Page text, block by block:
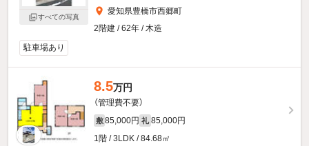
すべての写真
愛知県豊橋市西郷町
2階建 / 62年 / 木造
駐車場あり
8.5万円
（管理費不要）
敷 85,000円 礼 85,000円
1階 / 3LDK / 84.68㎡